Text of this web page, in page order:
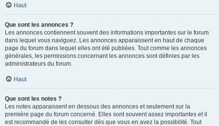
Haut
Que sont les annonces ?
Les annonces contiennent souvent des informations importantes sur le forum
dans lequel vous naviguez. Les annonces apparaissent en haut de chaque
page du forum dans lequel elles ont été publiées. Tout comme les annonces
générales, les permissions concernant les annonces sont définies par les
administrateurs du forum.
Haut
Que sont les notes ?
Les notes apparaissent en dessous des annonces et seulement sur la
première page du forum concerné. Elles sont souvent assez importantes et il
est recommandé de les consulter dès que vous en avez la possibilité. Tout